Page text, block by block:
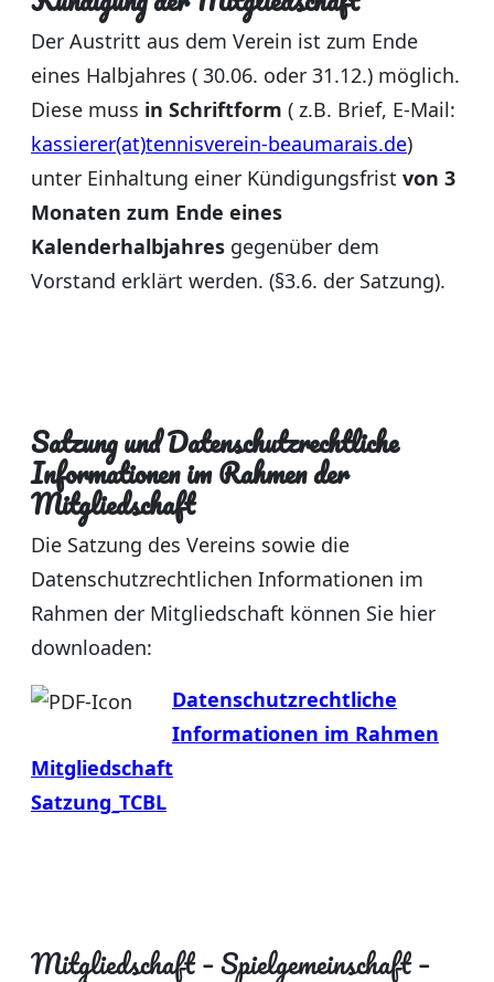
Der Austritt aus dem Verein ist zum Ende
eines Halbjahres ( 30.06. oder 31.12.) möglich.
Diese muss in Schriftform ( z.B. Brief, E-Mail:
kassierer(at)tennisverein-beaumarais.de)
unter Einhaltung einer Kündigungsfrist von 3
Monaten zum Ende eines
Kalenderhalbjahres gegenüber dem
Vorstand erklärt werden. (§3.6. der Satzung).
Satzung und Datenschutzrechtliche
Informationen im Rahmen der
Mitgliedschaft
Die Satzung des Vereins sowie die
Datenschutzrechtlichen Informationen im
Rahmen der Mitgliedschaft können Sie hier
downloaden:
Datenschutzrechtliche
Informationen im Rahmen
Mitgliedschaft
Satzung_TCBL
Mitgliedschaft – Spielgemeinschaft –